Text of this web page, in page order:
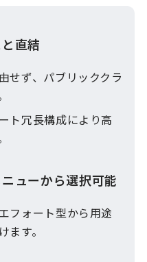
直結
せず、パ​ブリッククラ
ト冗長構成​により高
ューから選択可能
フォート型​から用途
ます。